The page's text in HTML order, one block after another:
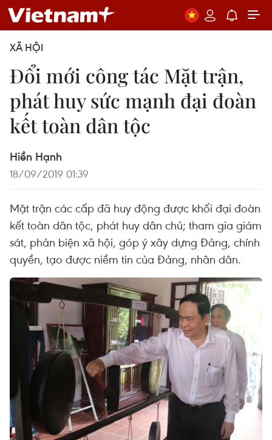
XÃ HỘI
Đổi mới công tác Mặt trận,
phát huy sức mạnh đại đoàn
kết toàn dân tộc
Hiền Hạnh
18/09/2019 01:39
Mặt trận các cấp đã huy động được khối đại đoàn
kết toàn dân tộc, phát huy dân chủ; tham gia giám
sát, phản biện xã hội, góp ý xây dựng Đảng, chính
quyền, tạo được niềm tin của Đảng, nhân dân.